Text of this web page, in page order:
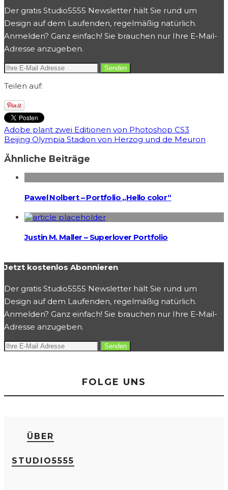
Der gratis Studio5555 Newsletter hält Sie rund um
Design auf dem Laufenden, regelmäßig natürlich.
Anmelden? Ganz einfach! Sie brauchen nur Ihre E-Mail-
Adresse anzugeben.
Teilen auf:
Adobe plant zwei Editionen von Photoshop CS3
Beijing Olympia Stadion von Herzog und de Meuron
Ähnliche Beiträge
Pawel Nolbert – Portfolio „Hello color“
Justin M. Maller – Superlover Portfolio
Jetzt kostenlos Abonnieren
Der gratis Studio5555 Newsletter hält Sie rund um
Design auf dem Laufenden, regelmäßig natürlich.
Anmelden? Ganz einfach! Sie brauchen nur Ihre E-Mail-
Adresse anzugeben.
FOLGE UNS
ÜBER
STUDIO5555